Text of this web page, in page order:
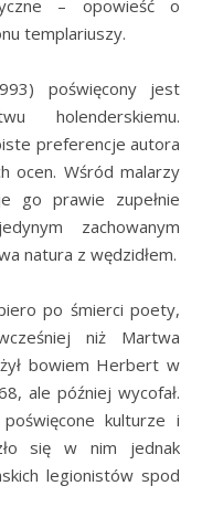
– opowieść o
templariuszy.
poświęcony jest
holenderskiemu.
preferencje autora
ocen. Wśród malarzy
go prawie zupełnie
zachowanym
natura z wędzidłem.
po śmierci poety,
niż Martwa
bowiem Herbert w
ale później wycofał.
kulturze i
się w nim jednak
legionistów spod